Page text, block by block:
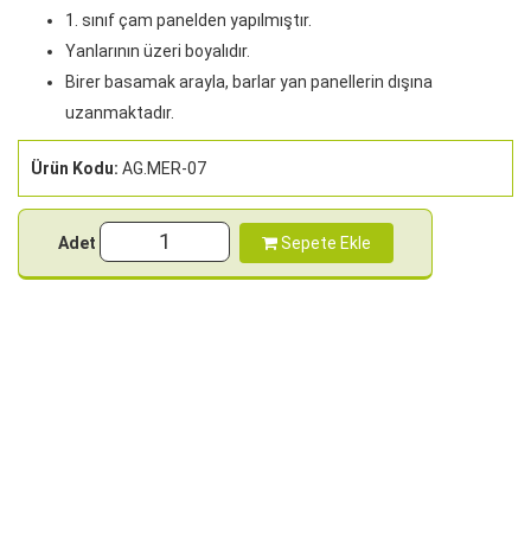
1. sınıf çam panelden yapılmıştır.
Yanlarının üzeri boyalıdır.
Birer basamak arayla, barlar yan panellerin dışına
uzanmaktadır.
Ürün Kodu: AG.MER-07
Adet Sepete Ekle